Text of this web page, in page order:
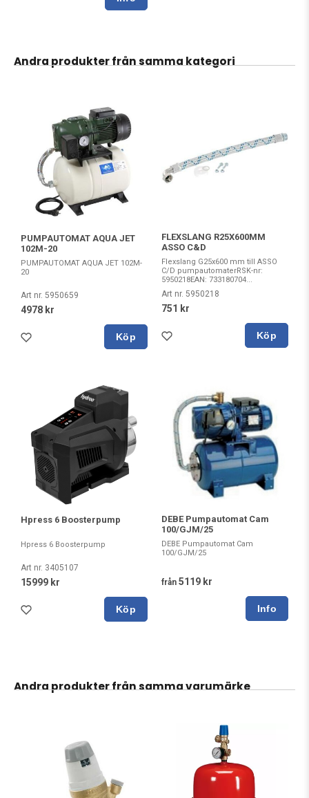
Andra produkter från samma kategori
PUMPAUTOMAT AQUA JET
102M-20
PUMPAUTOMAT AQUA JET 102M-
20
Art nr. 5950659
4978 kr
Köp
FLEXSLANG R25X600MM
ASSO C&D
Flexslang G25x600 mm till ASSO
C/D pumpautomaterRSK-nr:
5950218EAN: 733180704...
Art nr. 5950218
751 kr
Köp
Hpress 6 Boosterpump
Hpress 6 Boosterpump
Art nr. 3405107
15999 kr
Köp
DEBE Pumpautomat Cam
100/GJM/25
DEBE Pumpautomat Cam
100/GJM/25
från 5119 kr
Andra produkter från samma varumärke